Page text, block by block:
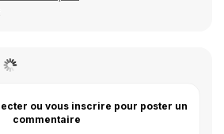
ou vous inscrire pour poster un
commentaire